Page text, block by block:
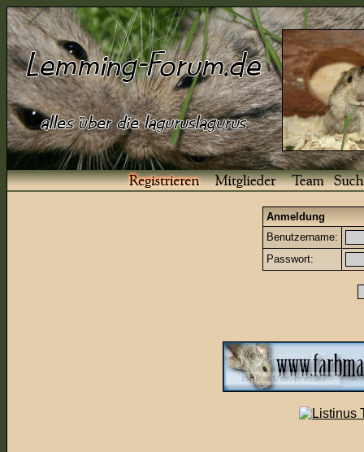
Anmeldung
Benutzername:
Passwort: